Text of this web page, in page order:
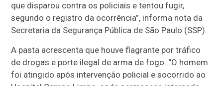
que disparou contra os policiais e tentou fugir,
segundo o registro da ocorrência”, informa nota da
Secretaria da Segurança Pública de São Paulo (SSP).
A pasta acrescenta que houve flagrante por tráfico
de drogas e porte ilegal de arma de fogo. “O homem
foi atingido após intervenção policial e socorrido ao